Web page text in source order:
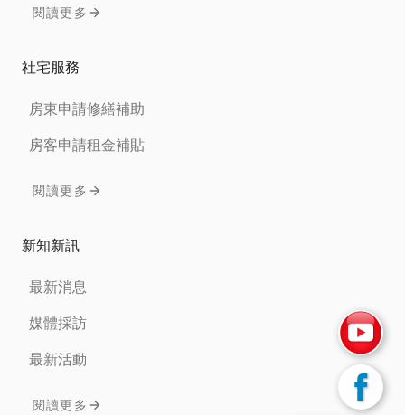
閱讀更多
社宅服務
房東申請修繕補助
房客申請租金補貼
閱讀更多
新知新訊
最新消息
媒體採訪
最新活動
閱讀更多